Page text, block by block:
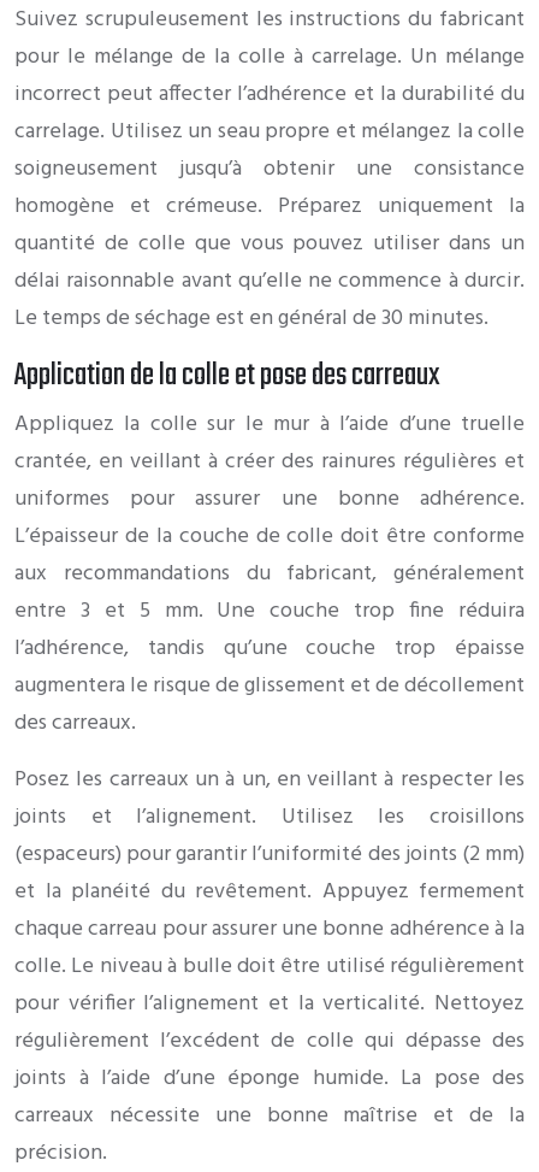
Suivez scrupuleusement les instructions du fabricant
pour le mélange de la colle à carrelage. Un mélange
incorrect peut affecter l’adhérence et la durabilité du
carrelage. Utilisez un seau propre et mélangez la colle
soigneusement jusqu’à obtenir une consistance
homogène et crémeuse. Préparez uniquement la
quantité de colle que vous pouvez utiliser dans un
délai raisonnable avant qu’elle ne commence à durcir.
Le temps de séchage est en général de 30 minutes.
Application de la colle et pose des carreaux
Appliquez la colle sur le mur à l’aide d’une truelle
crantée, en veillant à créer des rainures régulières et
uniformes pour assurer une bonne adhérence.
L’épaisseur de la couche de colle doit être conforme
aux recommandations du fabricant, généralement
entre 3 et 5 mm. Une couche trop fine réduira
l’adhérence, tandis qu’une couche trop épaisse
augmentera le risque de glissement et de décollement
des carreaux.
Posez les carreaux un à un, en veillant à respecter les
joints et l’alignement. Utilisez les croisillons
(espaceurs) pour garantir l’uniformité des joints (2 mm)
et la planéité du revêtement. Appuyez fermement
chaque carreau pour assurer une bonne adhérence à la
colle. Le niveau à bulle doit être utilisé régulièrement
pour vérifier l’alignement et la verticalité. Nettoyez
régulièrement l’excédent de colle qui dépasse des
joints à l’aide d’une éponge humide. La pose des
carreaux nécessite une bonne maîtrise et de la
précision.